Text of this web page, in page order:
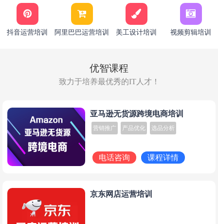
抖音运营培训 阿里巴巴运营培训 美工设计培训 视频剪辑培训
优智课程
致力于培养最优秀的IT人才！
亚马逊无货源跨境电商培训
营销推广 产品优化 选品分析
电话咨询 课程详情
京东网店运营培训